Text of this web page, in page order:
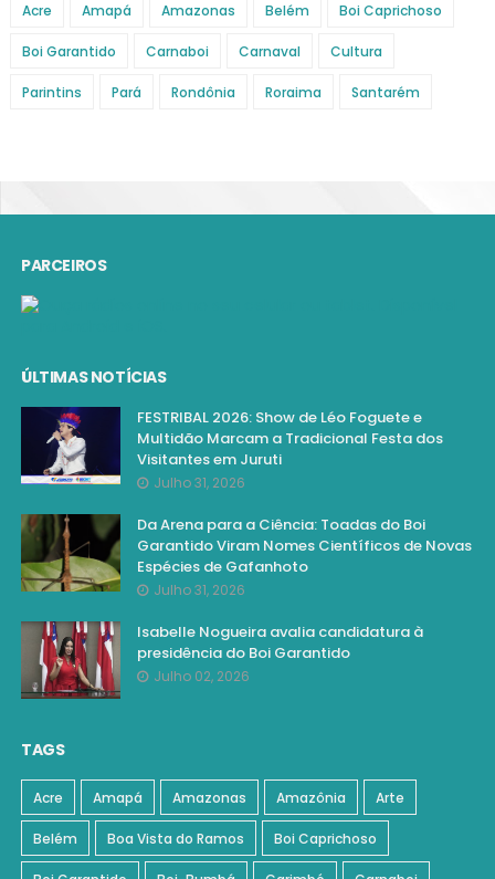
Acre Amapá Amazonas Belém Boi Caprichoso
Boi Garantido Carnaboi Carnaval Cultura
Parintins Pará Rondônia Roraima Santarém
PARCEIROS
ÚLTIMAS NOTÍCIAS
FESTRIBAL 2026: Show de Léo Foguete e
Multidão Marcam a Tradicional Festa dos
Visitantes em Juruti
Julho 31, 2026
Da Arena para a Ciência: Toadas do Boi
Garantido Viram Nomes Científicos de Novas
Espécies de Gafanhoto
Julho 31, 2026
Isabelle Nogueira avalia candidatura à
presidência do Boi Garantido
Julho 02, 2026
TAGS
Acre Amapá Amazonas Amazônia Arte
Belém Boa Vista do Ramos Boi Caprichoso